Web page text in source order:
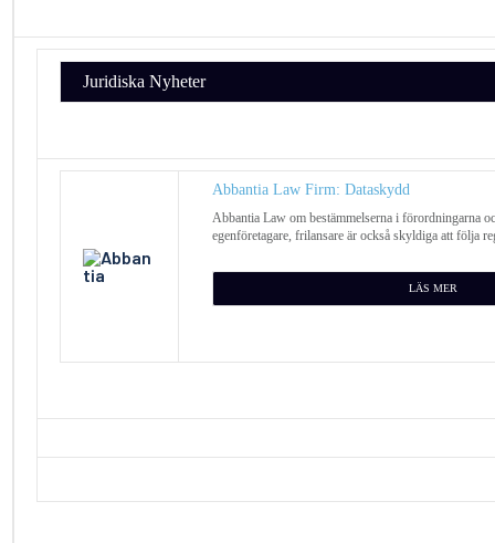
Juridiska Nyheter
Abbantia Law Firm: Dataskydd
Abbantia Law om bestämmelserna i förordningarna
egenföretagare, frilansare är också skyldiga att följa
LÄS MER